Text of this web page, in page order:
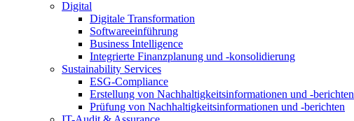
Digital
Digitale Transformation
Softwareeinführung
Business Intelligence
Integrierte Finanzplanung und -konsolidierung
Sustainability Services
ESG-Compliance
Erstellung von Nachhaltigkeitsinformationen und -berichten
Prüfung von Nachhaltigkeitsinformationen und -berichten